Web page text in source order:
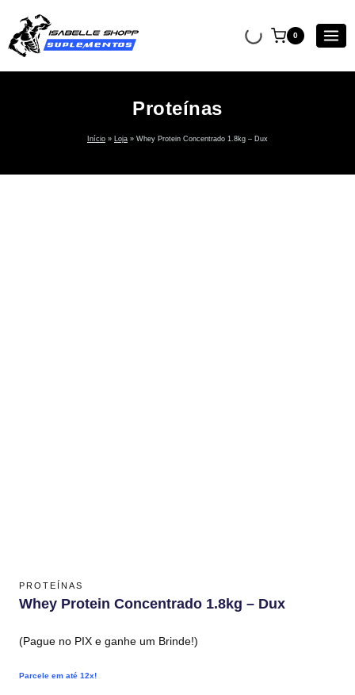
0
Proteínas
Início » Loja » Whey Protein Concentrado 1.8kg – Dux
PROTEÍNAS
Whey Protein Concentrado 1.8kg – Dux
(Pague no PIX e ganhe um Brinde!)
Parcele em até 12x!